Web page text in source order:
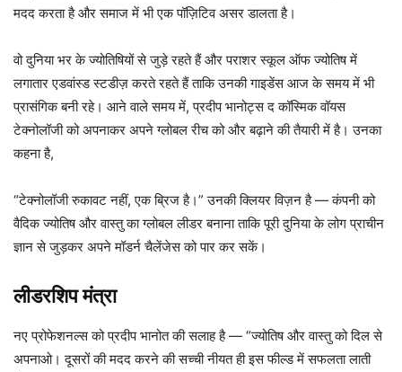
मदद करता है और समाज में भी एक पॉज़िटिव असर डालता है।
वो दुनिया भर के ज्योतिषियों से जुड़े रहते हैं और पराशर स्कूल ऑफ ज्योतिष में
लगातार एडवांस्ड स्टडीज़ करते रहते हैं ताकि उनकी गाइडेंस आज के समय में भी
प्रासंगिक बनी रहे। आने वाले समय में, प्रदीप भानोट्स द कॉस्मिक वॉयस
टेक्नोलॉजी को अपनाकर अपने ग्लोबल रीच को और बढ़ाने की तैयारी में है। उनका
कहना है,
“टेक्नोलॉजी रुकावट नहीं, एक ब्रिज है।” उनकी क्लियर विज़न है — कंपनी को
वैदिक ज्योतिष और वास्तु का ग्लोबल लीडर बनाना ताकि पूरी दुनिया के लोग प्राचीन
ज्ञान से जुड़कर अपने मॉडर्न चैलेंजेस को पार कर सकें।
लीडरशिप मंत्रा
नए प्रोफेशनल्स को प्रदीप भानोत की सलाह है — “ज्योतिष और वास्तु को दिल से
अपनाओ। दूसरों की मदद करने की सच्ची नीयत ही इस फील्ड में सफलता लाती